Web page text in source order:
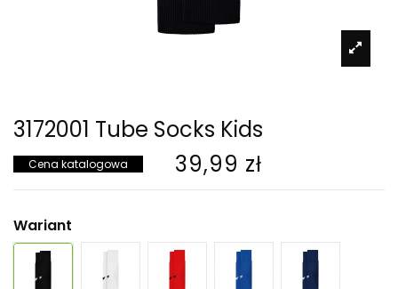
3172001 Tube Socks Kids
Cena katalogowa 39,99 zł
Wariant